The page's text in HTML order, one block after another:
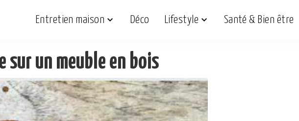
Entretien maison Déco Lifestyle Santé & Bien être
sur un meuble en bois